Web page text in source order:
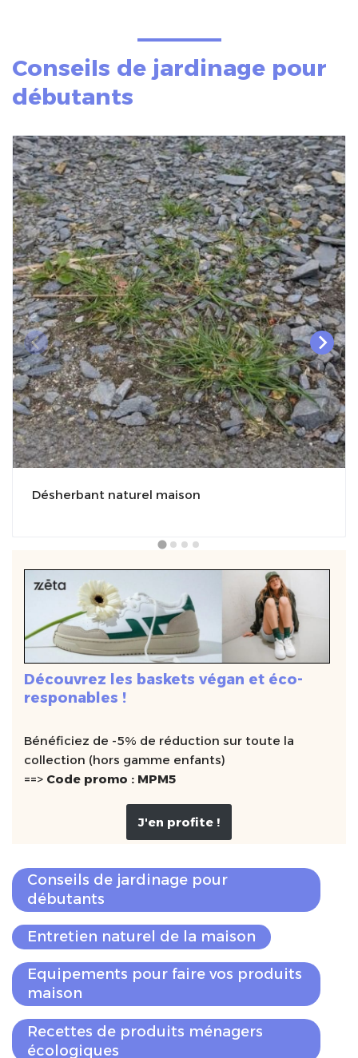
Conseils de jardinage pour
débutants
Désherbant naturel maison
Découvrez les baskets végan et éco-
responables !
Bénéficiez de -5% de réduction sur toute la
collection (hors gamme enfants)
==> Code promo : MPM5
J'en profite !
Conseils de jardinage pour
débutants
Entretien naturel de la maison
Equipements pour faire vos produits
maison
Recettes de produits ménagers
écologiques